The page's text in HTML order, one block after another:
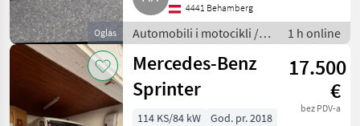
Oglas
4441 Behamberg
Automobili i motocikli /
Motori
1 h online
Mercedes-Benz
Sprinter
17.500
€
bez PDV-a
114 KS/84 kW God. pr. 2018